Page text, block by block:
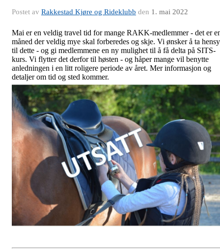
Postet av Rakkestad Kjøre og Rideklubb den 1. mai 2022
Mai er en veldig travel tid for mange RAKK-medlemmer - det er
måned der veldig mye skal forberedes og skje. Vi ønsker å ta
til dette - og gi medlemmene en ny mulighet til å få delta på SITS-
kurs. Vi flytter det derfor til høsten - og håper mange vil benytte
anledningen i en litt roligere periode av året. Mer informasjon og
detaljer om tid og sted kommer.